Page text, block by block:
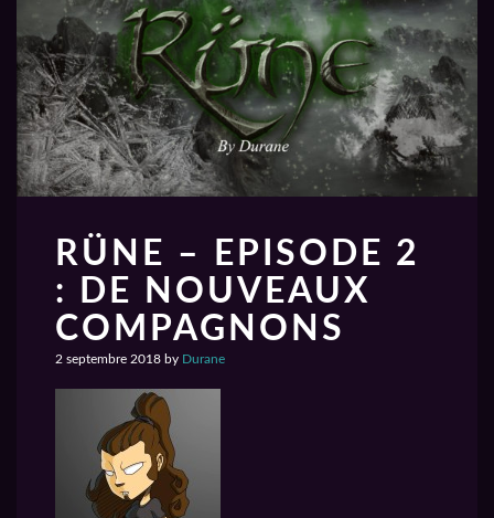
RÜNE – EPISODE 2
: DE NOUVEAUX
COMPAGNONS
2 septembre 2018 by Durane